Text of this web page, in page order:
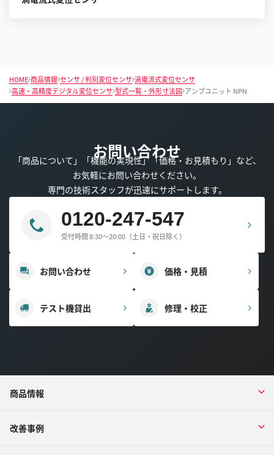
HOME 商品情報 センサ / 判別変位センサ 渦電流式変位センサ
高速・高精度デジタル変位センサ 型式一覧・外形寸法図 アンプユニット NPN
お問い合わせ
「商品について」「機能の実現性」「価格・お見積もり」など、
お気軽にお問い合わせください。
専門の技術スタッフが迅速にサポートします。
0120-247-547
受付時間 8:30～20:00（土日・祝日除く）
お問い合わせ 価格・見積
テスト機貸出 修理・校正
商品情報
改善事例